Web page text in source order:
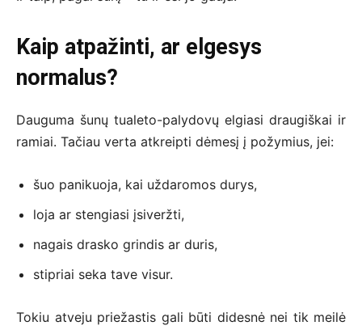
Kaip atpažinti, ar elgesys
normalus?
Dauguma šunų tualeto-palydovų elgiasi draugiškai ir
ramiai. Tačiau verta atkreipti dėmesį į požymius, jei:
šuo panikuoja, kai uždaromos durys,
loja ar stengiasi įsiveržti,
nagais drasko grindis ar duris,
stipriai seka tave visur.
Tokiu atveju priežastis gali būti didesnė nei tik meilė